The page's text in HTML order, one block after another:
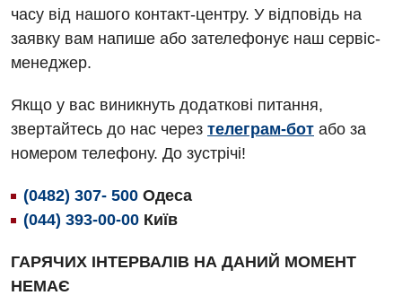
Андрологія
Безоплатні послуги
Відділення інтенсивної терапії
Відділення кардіосудинної патології та неврології
Відділення невідкладних станів
Гастроентерологія
Гематологія
Урологічне відділення
Хірургічне відділення
часу від нашого контакт-центру. У відповідь на
заявку вам напише або зателефонує наш сервіс-
менеджер.
Якщо у вас виникнуть додаткові питання,
звертайтесь до нас через телеграм-бот або за
номером телефону. До зустрічі!
(0482) 307- 500 Одеса
(044) 393-00-00 Київ
ГАРЯЧИХ ІНТЕРВАЛІВ НА ДАНИЙ МОМЕНТ
НЕМАЄ